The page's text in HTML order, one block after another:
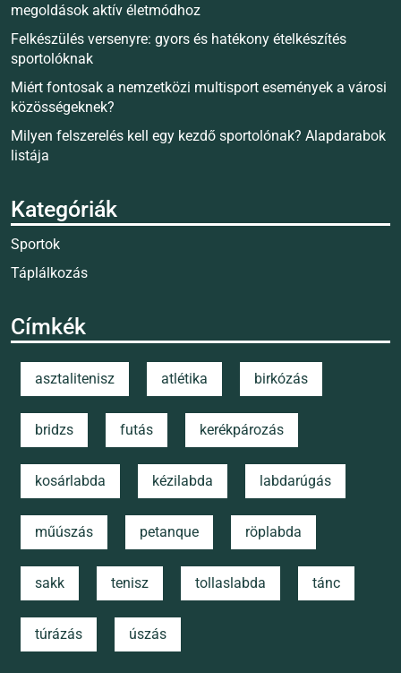
megoldások aktív életmódhoz
Felkészülés versenyre: gyors és hatékony ételkészítés
sportolóknak
Miért fontosak a nemzetközi multisport események a városi
közösségeknek?
Milyen felszerelés kell egy kezdő sportolónak? Alapdarabok
listája
Kategóriák
Sportok
Táplálkozás
Címkék
asztalitenisz atlétika birkózás
bridzs futás kerékpározás
kosárlabda kézilabda labdarúgás
műúszás petanque röplabda
sakk tenisz tollaslabda tánc
túrázás úszás